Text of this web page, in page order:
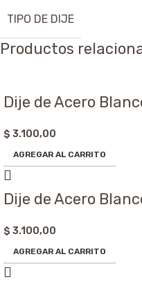
TIPO DE DIJE
Productos
Dije de Acero
$ 3.100,00
AGREGAR AL CARRITO
Dije de Acero
$ 3.100,00
AGREGAR AL CARRITO